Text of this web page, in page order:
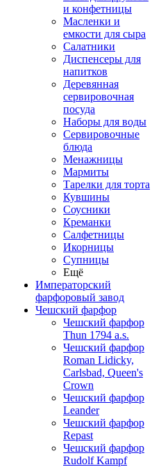
и конфетницы
Масленки и
емкости для сыра
Салатники
Диспенсеры для
напитков
Деревянная
сервировочная
посуда
Наборы для воды
Сервировочные
блюда
Менажницы
Мармиты
Тарелки для торта
Кувшины
Соусники
Креманки
Салфетницы
Икорницы
Супницы
Ещё
Императорский
фарфоровый завод
Чешский фарфор
Чешский фарфор
Thun 1794 a.s.
Чешский фарфор
Roman Lidicky,
Carlsbad, Queen's
Crown
Чешский фарфор
Leander
Чешский фарфор
Repast
Чешский фарфор
Rudolf Kampf